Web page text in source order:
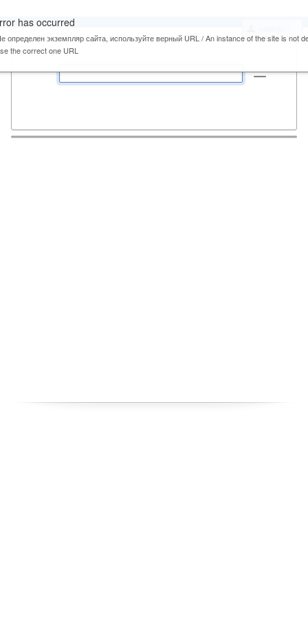
has occurred
определен экземпляр сайта, используйте верный URL / An instance of the site is not
the correct one URL